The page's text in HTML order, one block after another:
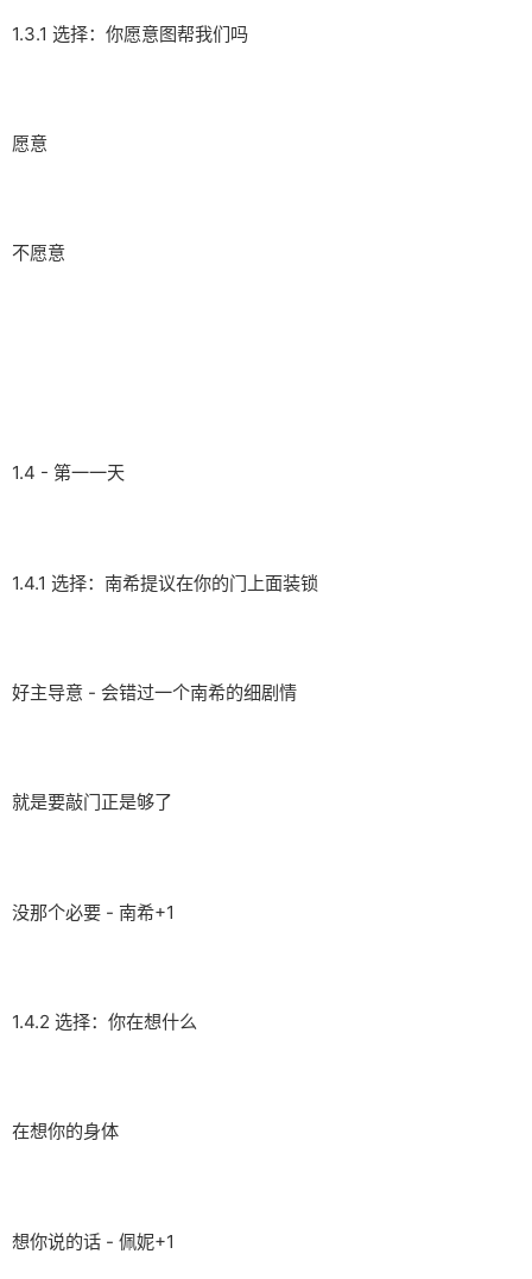
1.3.1 选择：你愿意图帮我们吗
愿意
不愿意
1.4 - 第一一天
1.4.1 选择：南希提议在你的门上面装锁
好主导意 - 会错过一个南希的细剧情
就是要敲门正是够了
没那个必要 - 南希+1
1.4.2 选择：你在想什么
在想你的身体
想你说的话 - 佩妮+1